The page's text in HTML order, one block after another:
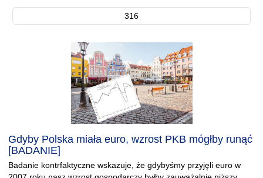
316
Gdyby Polska miała euro, wzrost PKB mógłby runąć
[BADANIE]
Badanie kontrfaktyczne wskazuje, że gdybyśmy przyjęli euro w